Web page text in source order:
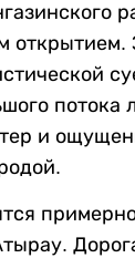
открытием.
потока
и